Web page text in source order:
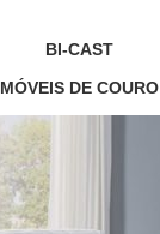
BI-CAST
MÓVEIS DE COURO